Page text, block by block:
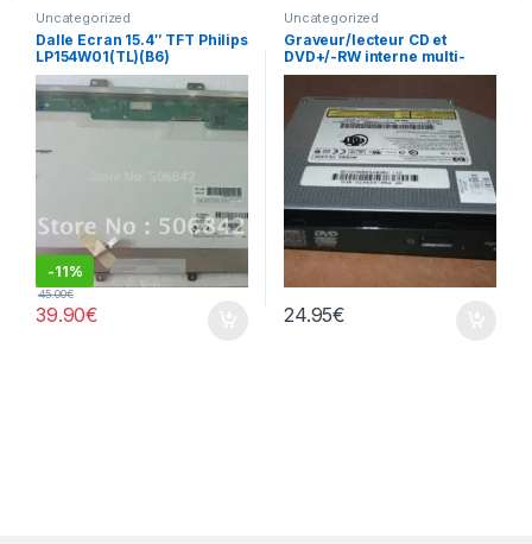
Uncategorized
Dalle Ecran 15.4″ TFT Philips
LP154W01(TL)(B6​)
-11%
39.90€
45.00€
Uncategorized
Graveur/lecteur CD et
DVD+/-RW interne multi-
recorder portable TS-L632
24.95€